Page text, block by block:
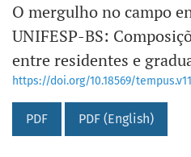
O mergulho no campo
UNIFESP-BS:
entre residentes e
https://doi.org/10.18569/
PDF PDF (English)